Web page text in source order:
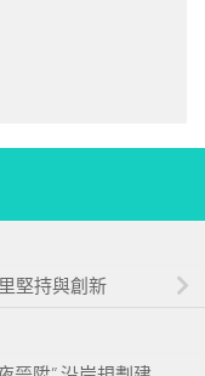
堅持與創新